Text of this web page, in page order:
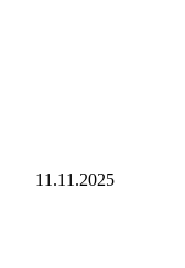
11.11.2025